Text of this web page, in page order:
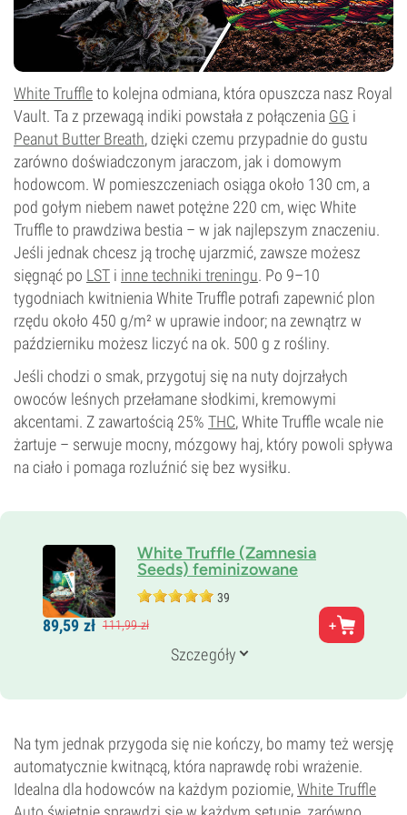
White Truffleto kolejna odmiana, która opuszcza nasz Royal
Vault. Ta z przewagą indiki powstała z połączenia GG i
Peanut Butter Breath, dzięki czemu przypadnie do gustu
zarówno doświadczonym jaraczom, jak i domowym
hodowcom. W pomieszczeniach osiąga około 130 cm, a
pod gołym niebem nawet potężne 220 cm, więc White
Truffle to prawdziwa bestia – w jak najlepszym znaczeniu.
Jeśli jednak chcesz ją trochę ujarzmić, zawsze możesz
sięgnąć po LST i inne techniki treningu. Po 9–10
tygodniach kwitnienia White Truffle potrafi zapewnić plon
rzędu około 450 g/m² w uprawie indoor; na zewnątrz w
październiku możesz liczyć na ok. 500 g z rośliny.
Jeśli chodzi o smak, przygotuj się na nuty dojrzałych
owoców leśnych przełamane słodkimi, kremowymi
akcentami. Z zawartością 25% THC, White Truffle wcale nie
żartuje – serwuje mocny, mózgowy haj, który powoli spływa
na ciało i pomaga rozluźnić się bez wysiłku.
White Truffle (Zamnesia
Seeds) feminizowane
39
Rodzice
GG x Peanut Butter Breath
40% Sativa
9–10 tygodni
25%
CBD
0–1%
Typ kwitnienia
Fotoperiod
89,59 zł 111,99zł
Szczegóły
Na tym jednak przygoda się nie kończy, bo mamy też wersję
automatycznie kwitnącą, która naprawdę robi wrażenie.
Idealna dla hodowców na każdym poziomie,White Truffle